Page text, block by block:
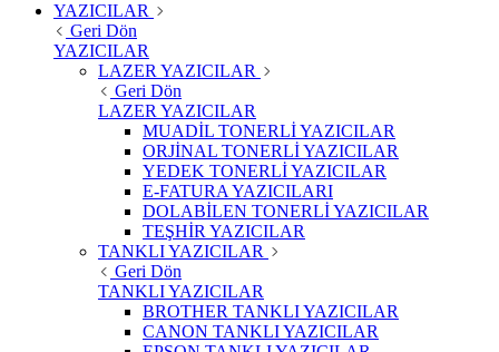
YAZICILAR
Geri Dön
YAZICILAR
LAZER YAZICILAR
Geri Dön
LAZER YAZICILAR
MUADİL TONERLİ YAZICILAR
ORJİNAL TONERLİ YAZICILAR
YEDEK TONERLİ YAZICILAR
E-FATURA YAZICILARI
DOLABİLEN TONERLİ YAZICILAR
TEŞHİR YAZICILAR
TANKLI YAZICILAR
Geri Dön
TANKLI YAZICILAR
BROTHER TANKLI YAZICILAR
CANON TANKLI YAZICILAR